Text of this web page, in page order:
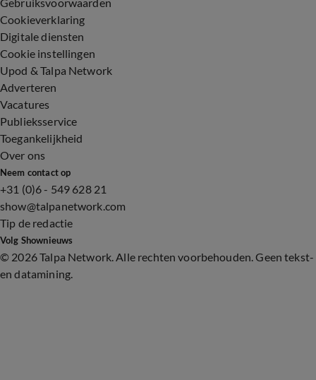
Cookieverklaring
Digitale diensten
Cookie instellingen
Upod & Talpa Network
Adverteren
Vacatures
Publieksservice
Toegankelijkheid
Over ons
Neem contact op
+31 (0)6 - 549 628 21
show@talpanetwork.com
Tip de redactie
Volg Shownieuws
© 2026 Talpa Network. Alle rechten voorbehouden. Geen tekst-
en datamining.